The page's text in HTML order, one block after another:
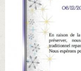
Location salle des fêtes